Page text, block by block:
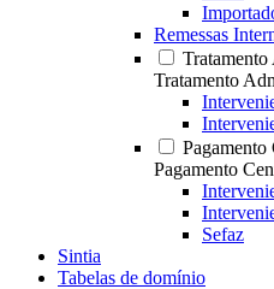
Remessas
Tratamento
Pagamento
Pagamento
Sefaz
Sintia
Tabelas de domínio